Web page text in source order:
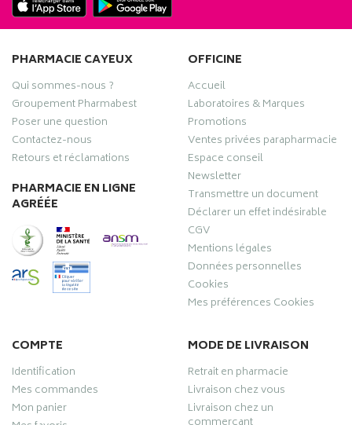
PHARMACIE CAYEUX
Qui sommes-nous ?
Groupement Pharmabest
Poser une question
Contactez-nous
Retours et réclamations
PHARMACIE EN LIGNE
AGRÉÉE
OFFICINE
Accueil
Laboratoires & Marques
Promotions
Ventes privées parapharmacie
Espace conseil
Newsletter
Transmettre un document
Déclarer un effet indésirable
CGV
Mentions légales
Données personnelles
Cookies
Mes préférences Cookies
COMPTE
Identification
Mes commandes
Mon panier
MODE DE LIVRAISON
Retrait en pharmacie
Livraison chez vous
Livraison chez un